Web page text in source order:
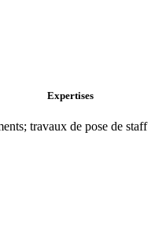
Expertises
travaux de pose de staff